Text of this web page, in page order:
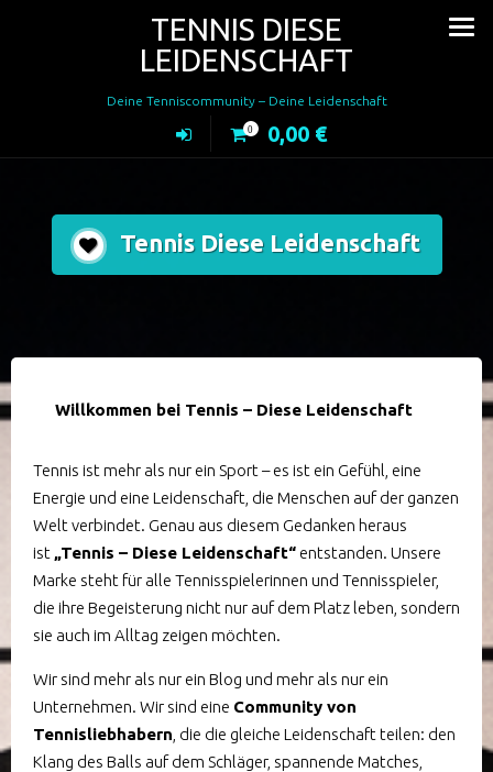
TENNIS DIESE
LEIDENSCHAFT
Deine Tenniscommunity – Deine Leidenschaft
0 0,00 €
Tennis Diese Leidenschaft
Willkommen bei Tennis – Diese Leidenschaft
Tennis ist mehr als nur ein Sport – es ist ein Gefühl, eine
Energie und eine Leidenschaft, die Menschen auf der ganzen
Welt verbindet. Genau aus diesem Gedanken heraus
ist „Tennis – Diese Leidenschaft“ entstanden. Unsere
Marke steht für alle Tennisspielerinnen und Tennisspieler,
die ihre Begeisterung nicht nur auf dem Platz leben, sondern
sie auch im Alltag zeigen möchten.
Wir sind mehr als nur ein Blog und mehr als nur ein
Unternehmen. Wir sind eine Community von
Tennisliebhabern , die die gleiche Leidenschaft teilen: den
Klang des Balls auf dem Schläger, spannende Matches,